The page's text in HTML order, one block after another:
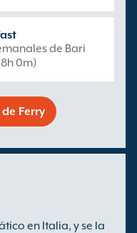
de Bari
0m)
Ferry
en Italia, y se la